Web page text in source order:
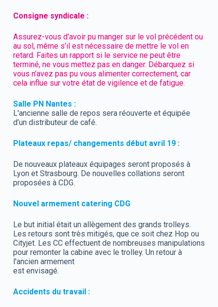
Consigne syndicale :
Assurez-vous d'avoir pu manger sur le vol précédent ou
au sol, même s’il est nécessaire de mettre le vol en
retard. Faites un rapport si le service ne peut être
terminé, ne vous mettez pas en danger. Débarquez si
vous n'avez pas pu vous alimenter correctement, car
cela influe sur votre état de vigilence et de fatigue.
Salle PN Nantes :
L'ancienne salle de repos sera réouverte et équipée
d’un distributeur de café.
Plateaux repas/ changements début avril 19 :
De nouveaux plateaux équipages seront proposés à
Lyon et Strasbourg. De nouvelles collations seront
proposées à CDG.
Nouvel armement catering CDG
Le but initial était un allègement des grands trolleys.
Les retours sont très mitigés, que ce soit chez Hop ou
Cityjet. Les CC effectuent de nombreuses manipulations
pour remonter la cabine avec le trolley. Un retour à
l'ancien armement
est envisagé.
Accidents du travail :